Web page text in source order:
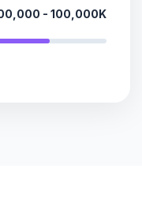
- 100,000K